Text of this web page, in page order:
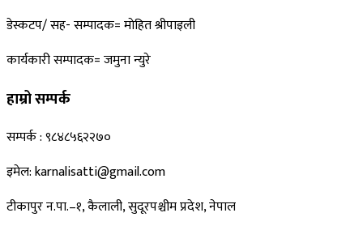
डेस्कटप/ सह- सम्पादक= माेहित श्रीपाइली
कार्यकारी सम्पादक= जमुना न्युरे
हाम्रो सम्पर्क
सम्पर्क : ९८४८५६२२७०
इमेल: karnalisatti@gmail.com
टीकापुर न.पा.–१, कैलाली, सुदूरपश्चीम प्रदेश, नेपाल